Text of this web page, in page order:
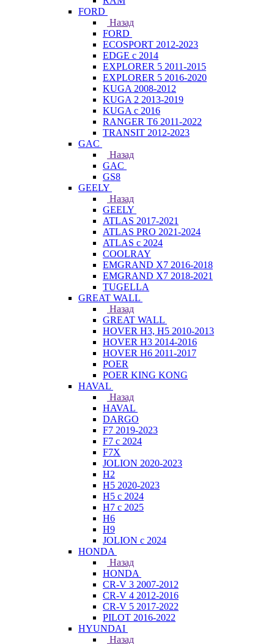
FORD
Назад
FORD
ECOSPORT 2012-2023
EDGE c 2014
EXPLORER 5 2011-2015
EXPLORER 5 2016-2020
KUGA 2008-2012
KUGA 2 2013-2019
KUGA с 2016
RANGER T6 2011-2022
TRANSIT 2012-2023
GAC
Назад
GAC
GS8
GEELY
Назад
GEELY
ATLAS 2017-2021
ATLAS PRO 2021-2024
ATLAS с 2024
COOLRAY
EMGRAND X7 2016-2018
EMGRAND X7 2018-2021
TUGELLA
GREAT WALL
Назад
GREAT WALL
HOVER H3, H5 2010-2013
HOVER H3 2014-2016
HOVER H6 2011-2017
POER
POER KING KONG
HAVAL
Назад
HAVAL
DARGO
F7 2019-2023
F7 с 2024
F7X
JOLION 2020-2023
H2
H5 2020-2023
H5 с 2024
H7 с 2025
H6
H9
JOLION с 2024
HONDA
Назад
HONDA
CR-V 3 2007-2012
CR-V 4 2012-2016
CR-V 5 2017-2022
PILOT 2016-2022
HYUNDAI
Назад